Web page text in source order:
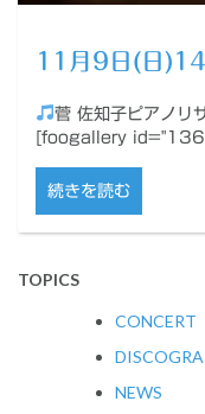
11月9日(日
菅 佐知子ピアノリ
[foogallery
続きを読む
TOPICS
CONCERT
NEWS